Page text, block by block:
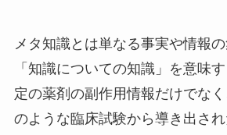
メタ知識とは単なる事実や情報の
「知識についての知識」を意味
定の薬剤の副作用情報だけでな
のような臨床試験から導き出さ